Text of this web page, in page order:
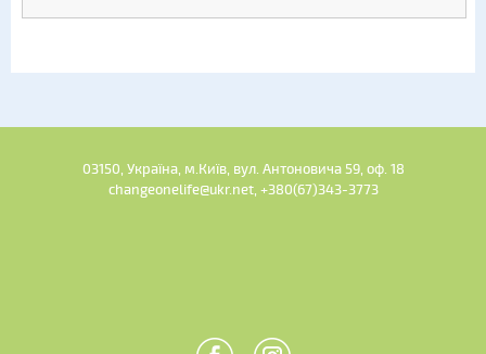
03150, Україна, м.Київ, вул. Антоновича 59, оф. 18
changeonelife@ukr.net, +380(67)343-3773